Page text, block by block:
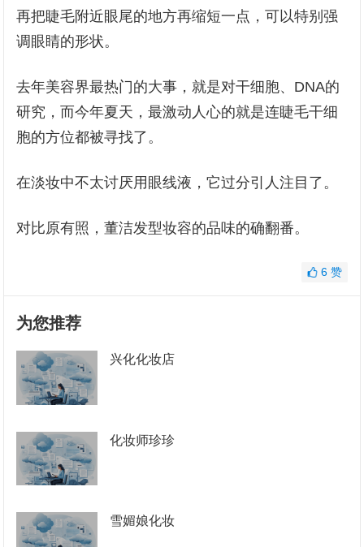
再把睫毛附近眼尾的地方再缩短一点，可以特别强
调眼睛的形状。
去年美容界最热门的大事，就是对干细胞、DNA的
研究，而今年夏天，最激动人心的就是连睫毛干细
胞的方位都被寻找了。
在淡妆中不太讨厌用眼线液，它过分引人注目了。
对比原有照，董洁发型妆容的品味的确翻番。
6 赞
为您推荐
兴化化妆店
化妆师珍珍
雪媚娘化妆